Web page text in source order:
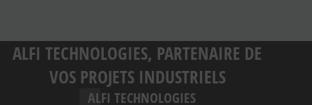
ALFI TECHNOLOGIES, PARTENAIRE DE
VOS PROJETS INDUSTRIELS
ALFI TECHNOLOGIES